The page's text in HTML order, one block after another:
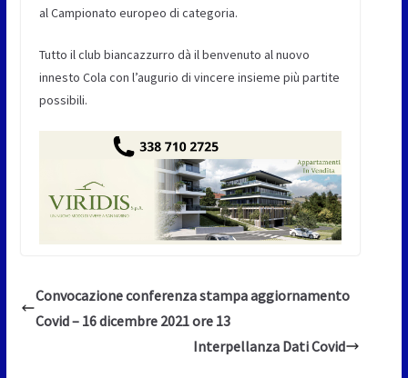
al Campionato europeo di categoria.
Tutto il club biancazzurro dà il benvenuto al nuovo
innesto Cola con l’augurio di vincere insieme più partite
possibili.
Convocazione conferenza stampa aggiornamento
Covid – 16 dicembre 2021 ore 13
Interpellanza Dati Covid